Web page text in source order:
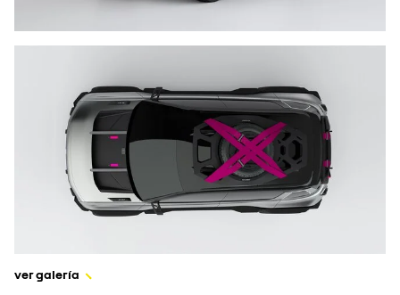
ver galería